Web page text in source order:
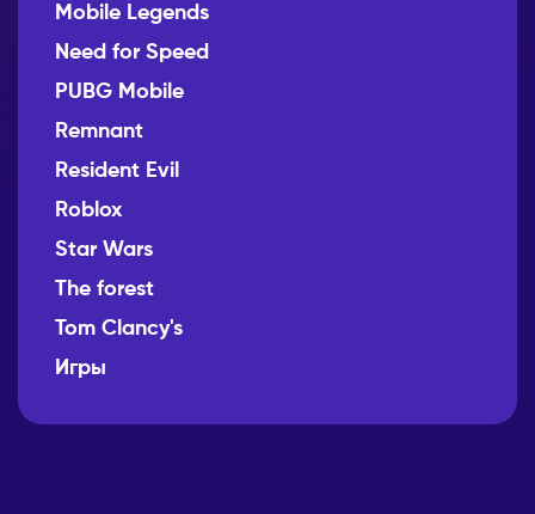
Mobile Legends
Need for Speed
PUBG Mobile
Remnant
Resident Evil
Roblox
Star Wars
The forest
Tom Clancy's
Игры